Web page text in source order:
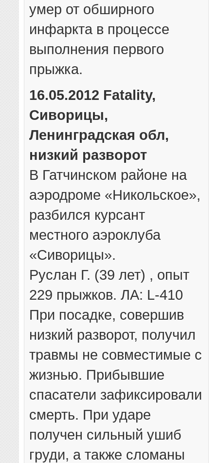
умер от обширного
инфаркта в процессе
выполнения первого
прыжка.
16.05.2012 Fatality,
Сиворицы,
Ленинградская обл,
низкий разворот
В Гатчинском районе на
аэродроме «Никольское»,
разбился курсант
местного аэроклуба
«Сиворицы».
Руслан Г. (39 лет) , опыт
229 прыжков. ЛА: L-410
При посадке, совершив
низкий разворот, получил
травмы не совместимые с
жизнью. Прибывшие
спасатели зафиксировали
смерть. При ударе
получен сильный ушиб
груди, а также сломаны